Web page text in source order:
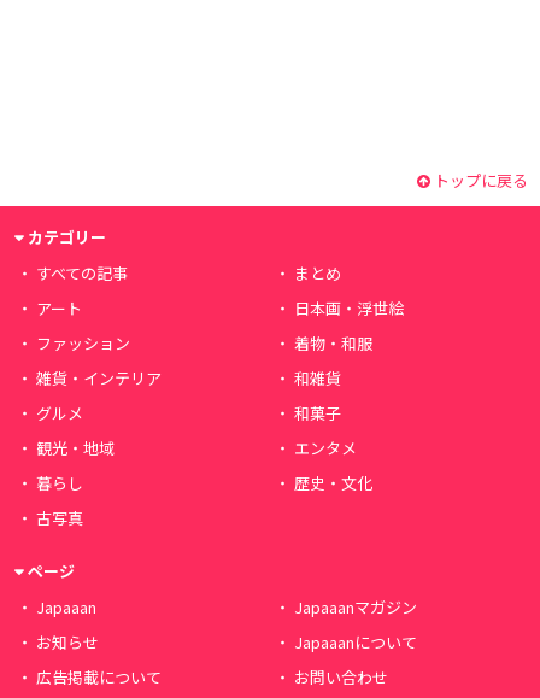
トップに戻る
カテゴリー
すべての記事
まとめ
アート
日本画・浮世絵
ファッション
着物・和服
雑貨・インテリア
和雑貨
グルメ
和菓子
観光・地域
エンタメ
暮らし
歴史・文化
古写真
ページ
Japaaan
Japaaanマガジン
お知らせ
Japaaanについて
広告掲載について
お問い合わせ